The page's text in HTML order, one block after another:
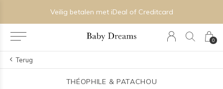
0
Veilig betalen met iDeal of Creditcard
Terug
THÉOPHILE & PATACHOU